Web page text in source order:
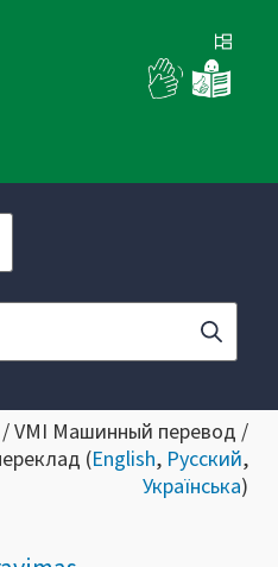
VMI Машинный перевод /
(English, Русский,
Українська)